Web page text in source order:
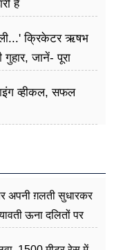
है
क्रिकेटर ऋषभ
जानें- पूरा
व्हीकल, सफल
अपनी ग़लती सुधारकर
ऊना दलितों पर